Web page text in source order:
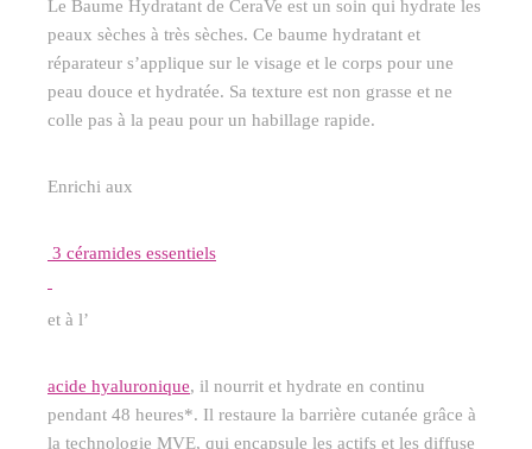
était :
14.000 CFA.
est :
12.900 CFA.
Le Baume Hydratant de CeraVe est un soin qui hydrate les
peaux sèches à très sèches. Ce baume hydratant et
réparateur s’applique sur le visage et le corps pour une
peau douce et hydratée. Sa texture est non grasse et ne
colle pas à la peau pour un habillage rapide.
Enrichi aux
3 céramides essentiels
et à l’
acide hyaluronique, il nourrit et hydrate en continu
pendant 48 heures*. Il restaure la barrière cutanée grâce à
la technologie MVE, qui encapsule les actifs et les diffuse